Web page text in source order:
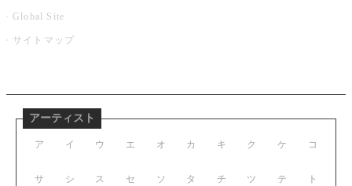
Global Site
サイトマップ
アーティスト
ア イ ウ エ オ
サ シ ス セ ソ
カ キ ク ケ コ
タ チ ツ テ ト